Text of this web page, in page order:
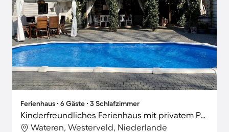
Ferienhaus ∙ 6 Gäste ∙ 3 Schlafzimmer
Kinderfreundliches Ferienhaus mit privatem Pool, Garten und Terrasse | Seeblick | Haustiere sind willkommen
Wateren, Westerveld, Niederlande